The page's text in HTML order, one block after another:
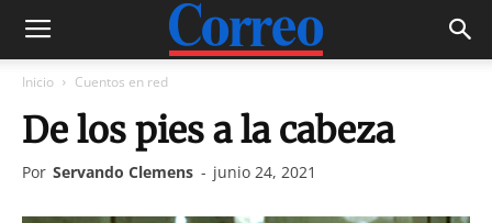
Inicio Cuentos en red
De los pies a la cabeza
Por Servando Clemens - junio 24, 2021